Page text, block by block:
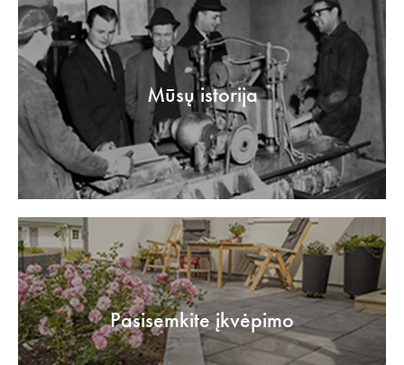
Mūsų istorija
Pasisemkite įkvėpimo